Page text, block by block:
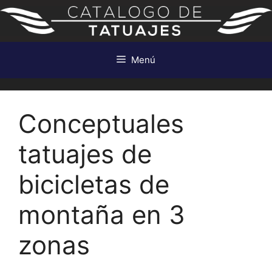
Saltar
contenido
Menú
Conceptuales
tatuajes de
bicicletas de
montaña en 3
zonas